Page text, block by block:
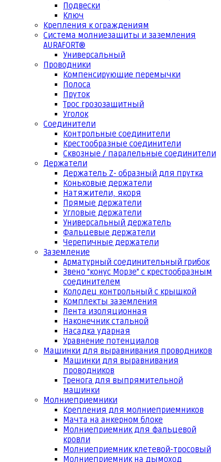
Подвески
Ключ
Крепления к ограждениям
Система молниезащиты и заземления
AURAFORT®
Универсальный
Проводники
Компенсирующие перемычки
Полоса
Пруток
Трос грозозащитный
Уголок
Соединители
Контрольные соединители
Крестообразные соединители
Сквозные / паралельные соединители
Держатели
Держатель Z- образный для прутка
Коньковые держатели
Натяжители, якоря
Прямые держатели
Угловые держатели
Универсальный держатель
Фальцевые держатели
Черепичные держатели
Заземление
Арматурный соединительный грибок
Звено "конус Морзе" с крестообразным
соединителем
Колодец контрольный с крышкой
Комплекты заземления
Лента изоляционная
Наконечник стальной
Насадка ударная
Уравнение потенциалов
Машинки для выравнивания проводников
Машинки для выравнивания
проводников
Тренога для выпрямительной
машинки
Молниеприемники
Крепления для молниеприемников
Мачта на анкерном блоке
Молниеприемник для фальцевой
кровли
Молниеприемник клетевой-тросовый
Молниеприемник на дымоход